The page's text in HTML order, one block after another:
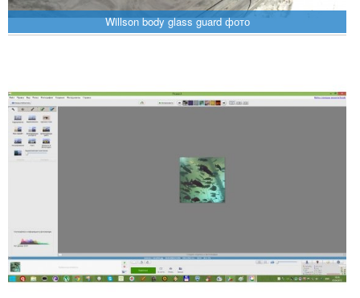
Willson body glass guard фото